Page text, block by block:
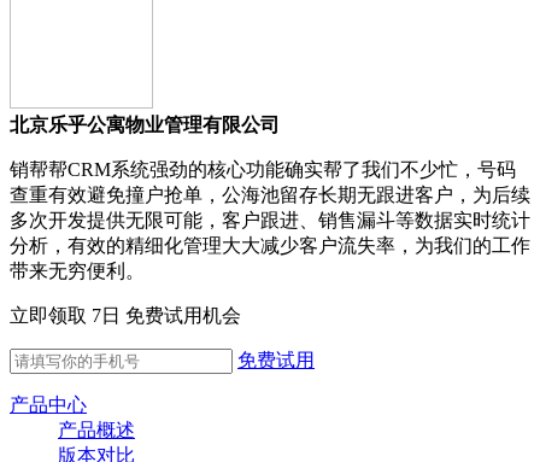
北京乐乎公寓物业管理有限公司
销帮帮CRM系统强劲的核心功能确实帮了我们不少忙，号码
查重有效避免撞户抢单，公海池留存长期无跟进客户，为后续
多次开发提供无限可能，客户跟进、销售漏斗等数据实时统计
分析，有效的精细化管理大大减少客户流失率，为我们的工作
带来无穷便利。
立即领取 7日 免费试用机会
免费试用
产品中心
产品概述
版本对比